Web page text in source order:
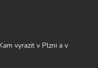
vyrazit v Plzni a v